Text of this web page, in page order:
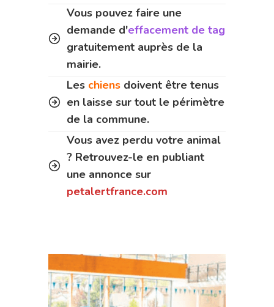
Vous pouvez faire une
demande d'effacement de tag
gratuitement auprès de la
mairie.
Les chiens doivent être tenus
en laisse sur tout le périmètre
de la commune.
Vous avez perdu votre animal
? Retrouvez-le en publiant
une annonce sur
petalertfrance.com